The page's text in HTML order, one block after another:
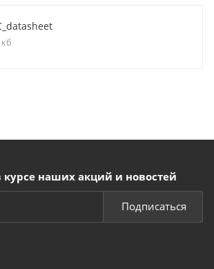
курсе наших акций и новостей
Подписаться